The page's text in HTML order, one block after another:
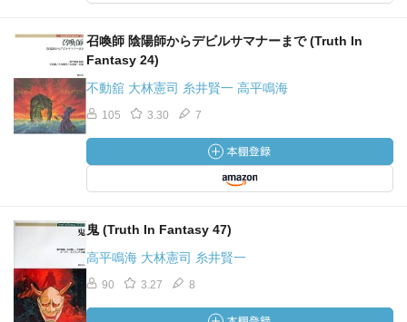
召喚師 陰陽師からデビルサマナーまで (Truth In
Fantasy 24)
不動舘 大林憲司 糸井賢一 高平鳴海
105 3.30 7
鬼 (Truth In Fantasy 47)
高平鳴海 大林憲司 糸井賢一
90 3.27 8